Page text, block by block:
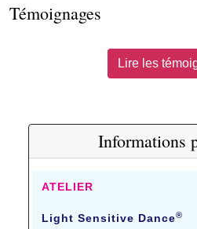
Témoignages
Lire les
Informations
ATELIER
Light Sensitive Dance®